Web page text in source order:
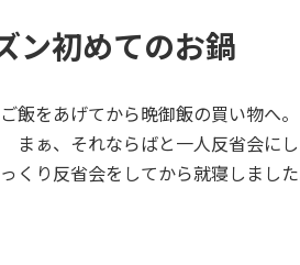
ン初めてのお鍋
飯をあげてから晩御飯の買い物へ
まぁ、それならばと一人反省会に
くり反省会をしてから就寝しました